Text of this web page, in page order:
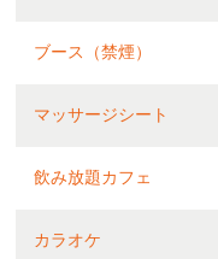
ブース（禁煙）
マッサージシート
飲み放題カフェ
カラオケ